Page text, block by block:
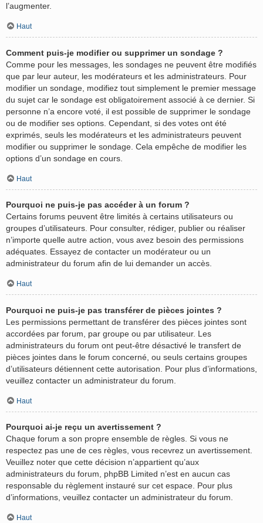
l’augmenter.
Haut
Comment puis-je modifier ou supprimer un sondage ?
Comme pour les messages, les sondages ne peuvent être modifiés
que par leur auteur, les modérateurs et les administrateurs. Pour
modifier un sondage, modifiez tout simplement le premier message
du sujet car le sondage est obligatoirement associé à ce dernier. Si
personne n’a encore voté, il est possible de supprimer le sondage
ou de modifier ses options. Cependant, si des votes ont été
exprimés, seuls les modérateurs et les administrateurs peuvent
modifier ou supprimer le sondage. Cela empêche de modifier les
options d’un sondage en cours.
Haut
Pourquoi ne puis-je pas accéder à un forum ?
Certains forums peuvent être limités à certains utilisateurs ou
groupes d’utilisateurs. Pour consulter, rédiger, publier ou réaliser
n’importe quelle autre action, vous avez besoin des permissions
adéquates. Essayez de contacter un modérateur ou un
administrateur du forum afin de lui demander un accès.
Haut
Pourquoi ne puis-je pas transférer de pièces jointes ?
Les permissions permettant de transférer des pièces jointes sont
accordées par forum, par groupe ou par utilisateur. Les
administrateurs du forum ont peut-être désactivé le transfert de
pièces jointes dans le forum concerné, ou seuls certains groupes
d’utilisateurs détiennent cette autorisation. Pour plus d’informations,
veuillez contacter un administrateur du forum.
Haut
Pourquoi ai-je reçu un avertissement ?
Chaque forum a son propre ensemble de règles. Si vous ne
respectez pas une de ces règles, vous recevrez un avertissement.
Veuillez noter que cette décision n’appartient qu’aux
administrateurs du forum, phpBB Limited n’est en aucun cas
responsable du règlement instauré sur cet espace. Pour plus
d’informations, veuillez contacter un administrateur du forum.
Haut